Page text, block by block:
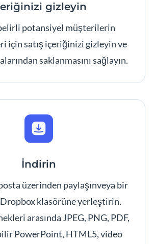
gizleyin
potansiyel müşterilerin
için satış içeriğinizi gizleyin ve
saklanmasını sağlayın.
İndirin
üzerinden paylaşınveya bir
klasörüne yerleştirin.
arasında JPEG, PNG, PDF,
PowerPoint, HTML5, video